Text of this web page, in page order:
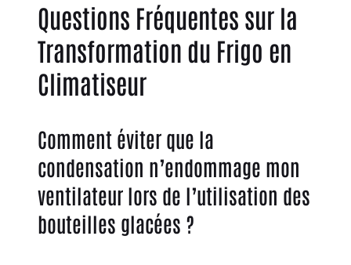
Questions Fréquentes sur la
Transformation du Frigo en
Climatiseur
Comment éviter que la
condensation n’endommage mon
ventilateur lors de l’utilisation des
bouteilles glacées ?